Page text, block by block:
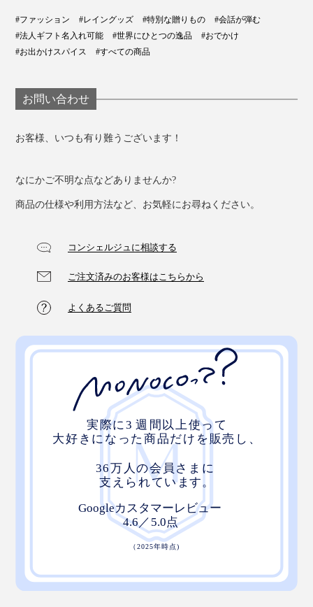
#ファッション #レイングッズ #特別な贈りもの
#会話が弾む
#法人ギフト名入れ可能
#世界にひとつの逸品
#おでかけ
#お出かけスパイス
#すべての商品
お問い合わせ
お客様、いつも有り難うございます！
なにかご不明な点などありませんか?
商品の仕様や利用方法など、お気軽にお尋ねください。
コンシェルジュに相談する
ご注文済みのお客様はこちらから
よくあるご質問